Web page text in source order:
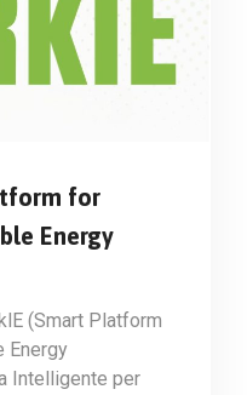
for
Energy
(Smart Platform
Energy
Intelligente per